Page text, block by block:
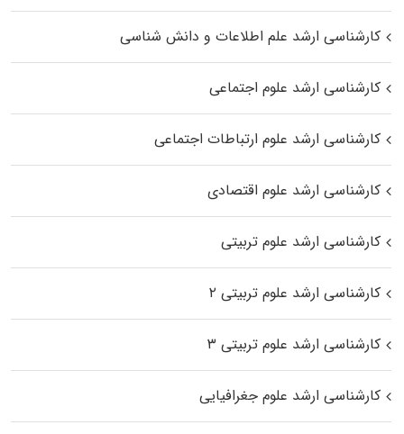
کارشناسی ارشد علم اطلاعات و دانش شناسی
کارشناسی ارشد علوم اجتماعی
کارشناسی ارشد علوم ارتباطات اجتماعی
کارشناسی ارشد علوم اقتصادی
کارشناسی ارشد علوم تربیتی
کارشناسی ارشد علوم تربیتی ۲
کارشناسی ارشد علوم تربیتی ۳
کارشناسی ارشد علوم جغرافیایی